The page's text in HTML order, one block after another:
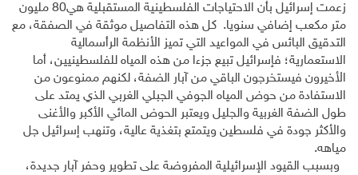
زعمت إسرائيل بأن الاحتياجات الفلسطينية المستقبلية هي80 مليون
متر مكعب إضافي سنويا. كل هذه التفاصيل موثقة في الصفقة، مع
التدقيق البائس في المواعيد التي تميز الأنظمة الرأسمالية
الاستعمارية؛ فإسرائيل تبيع جزءا من هذه المياه للفلسطينيين، أما
الأخيرون فيستخرجون الباقي من آبار الضفة، لكنهم ممنوعون من
الاستفادة من حوض المياه الجوفي الجبلي الغربي الذي يمتد على
طول الضفة الغربية والجليل ويعتبر الحوض المائي الأكبر والأغنى
والأكثر جودة في فلسطين ويتمتع بتغذية عالية، وتنهب إسرائيل جل
مياهه.
وبسبب القيود الإسرائيلية المفروضة على تطوير وحفر آبار جديدة،